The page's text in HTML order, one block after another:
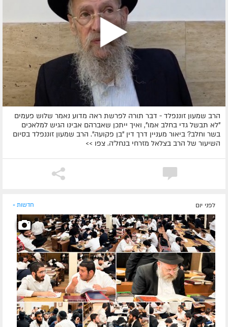
הרב שמעון זוננפלד - דבר תורה לפרשת ראה מדוע נאמר שלוש פעמים
"לא תבשל גדי בחלב אמו", ואיך ייתכן שאברהם אבינו הגיש למלאכים
בשר וחלב? ביאור מעניין דרך דין "בן פקועה". הרב שמעון זוננפלד בסיום
השיעור של הרב בצלאל מזרחי בנחל'ה. צפו >>
לפני יום חדשות »